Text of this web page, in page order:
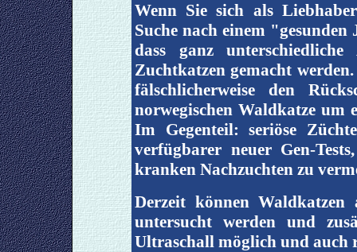
Wenn Sie sich als
Suche nach einem
dass ganz
Zuchtkatzen gemacht
fälschlicherweise den
norwegischen Waldkatze um
Im Gegenteil: seriöse
verfügbarer neuer Gen-
kranken Nachzuchten zu
Derzeit können
untersucht werden und
Ultraschall möglich und auch